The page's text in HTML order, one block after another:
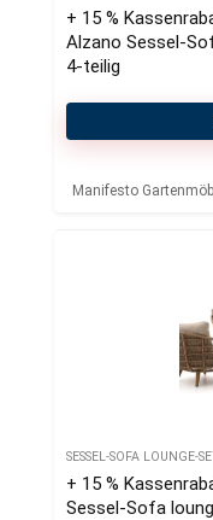
+ 15 %
Alzano Sessel-
4-teilig
Manifesto
SESSEL-SOFA LOUNGE-
+ 15 %
Sessel-Sofa